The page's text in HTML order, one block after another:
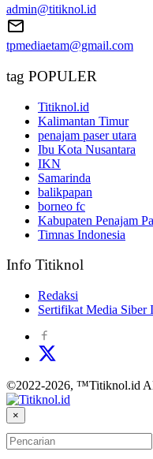
admin@titiknol.id
tpmediaetam@gmail.com
tag POPULER
Titiknol.id
Kalimantan Timur
penajam paser utara
Ibu Kota Nusantara
IKN
Samarinda
balikpapan
borneo fc
Kabupaten Penajam
Timnas Indonesia
Info Titiknol
Redaksi
Sertifikat Media Siber
©2022-2026, ™Titiknol.id
×